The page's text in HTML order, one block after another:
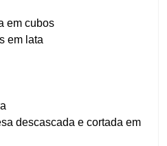
em cubos
em lata
descascada e cortada em